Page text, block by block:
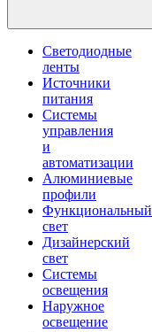
Светодиодные
ленты
Источники
питания
Системы
управления
и
автоматизации
Алюминиевые
профили
Функциональный
свет
Дизайнерский
свет
Системы
освещения
Наружное
освещение